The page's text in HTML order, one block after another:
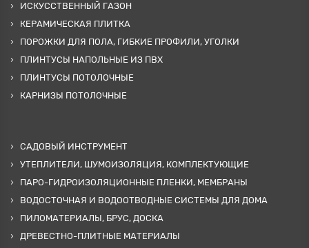
ИСКУССТВЕННЫЙ ГАЗОН
КЕРАМИЧЕСКАЯ ПЛИТКА
ПОРОЖКИ ДЛЯ ПОЛА, ГИБКИЕ ПРОФИЛИ, УГОЛКИ
ПЛИНТУСЫ НАПОЛЬНЫЕ ИЗ ПВХ
ПЛИНТУСЫ ПОТОЛОЧНЫЕ
КАРНИЗЫ ПОТОЛОЧНЫЕ
САДОВЫЙ ИНСТРУМЕНТ
УТЕПЛИТЕЛИ, ШУМОИЗОЛЯЦИЯ, КОМПЛЕКТУЮЩИЕ
ПАРО-ГИДРОИЗОЛЯЦИОННЫЕ ПЛЕНКИ, МЕМБРАНЫ
ВОДОСТОЧНАЯ И ВОДООТВОДНЫЕ СИСТЕМЫ ДЛЯ ДОМА
ПИЛОМАТЕРИАЛЫ, БРУС, ДОСКА
ДРЕВЕСТНО-ПЛИТНЫЕ МАТЕРИАЛЫ